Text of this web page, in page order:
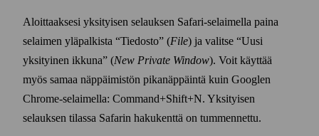
Aloittaaksesi yksityisen selauksen Safari-selaimella paina
selaimen ylä­palkista
Tiedosto (File) ja valitse
Uusi
yksityinen ikkuna
(New Private Window). Voit käyttää
myös samaa näppäimistön pika­näppäintä kuin Googlen
Chrome-selaimella: Command+​Shift+​N. Yksityisen
selauksen tilassa Safarin haku­kenttä on tummennettu.